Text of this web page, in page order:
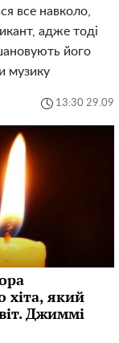
все навколо,
адже тоді
його
музику
13:30 29.09
хіта, який
Джиммі